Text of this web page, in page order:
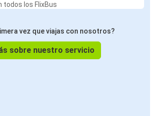
todos los FlixBus
vez que viajas con nosotros?
sobre nuestro servicio